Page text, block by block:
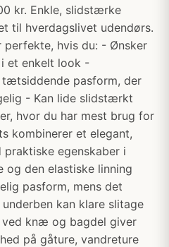
kr. Enkle, slidstærke
til hverdagslivet udendørs.
perfekte, hvis du: - Ønsker
et enkelt look -
pasform, der
- Kan lide slidstærkt
hvor du har mest brug for
kombinerer et elegant,
praktiske egenskaber i
og den elastiske linning
pasform, mens det
kan klare slitage
knæ og bagdel giver
på gåture, vandreture